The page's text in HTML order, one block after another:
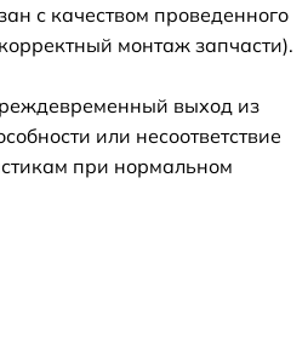
с качеством проведенного
монтаж запчасти).
выход из
или несоответствие
при нормальном